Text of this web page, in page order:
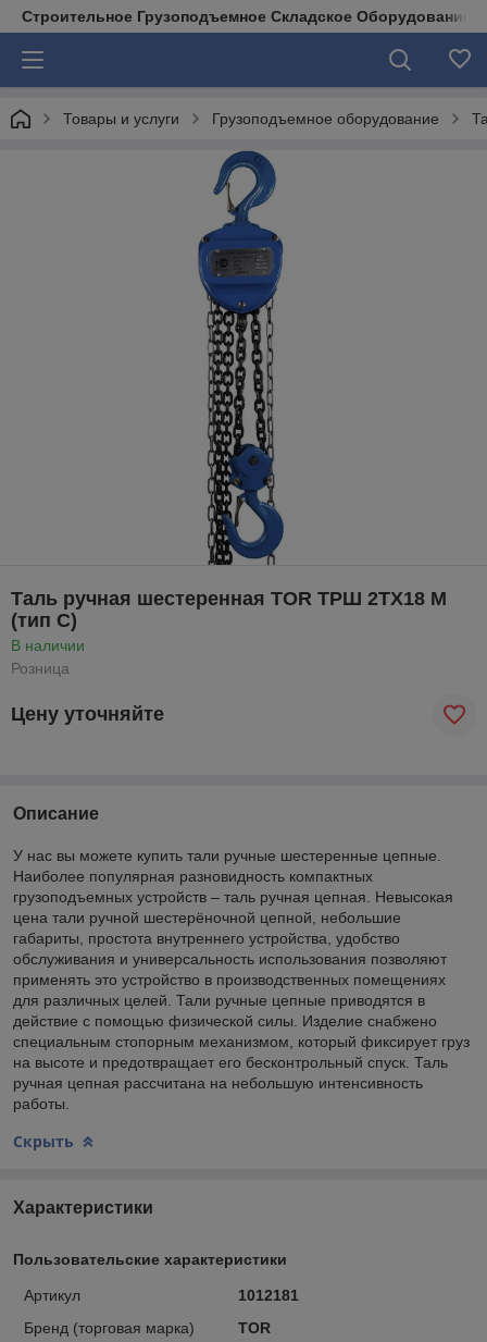
Строительное Грузоподъемное Складское Оборудование
Товары и услуги Грузоподъемное оборудование
Таль ручная шестеренная TOR ТРШ 2ТХ18 М
(тип C)
В наличии
Розница
Цену уточняйте
Описание
У нас вы можете купить тали ручные шестеренные цепные.
Наиболее популярная разновидность компактных
грузоподъемных устройств – таль ручная цепная. Невысокая
цена тали ручной шестерёночной цепной, небольшие
габариты, простота внутреннего устройства, удобство
обслуживания и универсальность использования позволяют
применять это устройство в производственных помещениях
для различных целей. Тали ручные цепные приводятся в
действие с помощью физической силы. Изделие снабжено
специальным стопорным механизмом, который фиксирует груз
на высоте и предотвращает его бесконтрольный спуск. Таль
ручная цепная рассчитана на небольшую интенсивность
работы.
Скрыть
Характеристики
Пользовательские характеристики
Артикул
1012181
Бренд (торговая марка)
TOR